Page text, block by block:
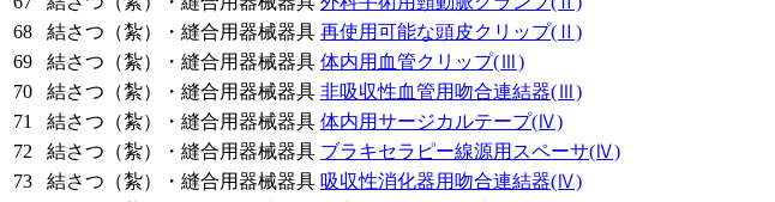
68
結さつ（紮）・縫合用器械器具 再使用可能な頭皮クリップ(Ⅱ)
69
結さつ（紮）・縫合用器械器具 体内用血管クリップ(Ⅲ)
70
結さつ（紮）・縫合用器械器具 非吸収性血管用吻合連結器(Ⅲ)
71
結さつ（紮）・縫合用器械器具 体内用サージカルテープ(Ⅳ)
72
結さつ（紮）・縫合用器械器具 ブラキセラピー線源用スペーサ(Ⅳ)
73
結さつ（紮）・縫合用器械器具 吸収性消化器用吻合連結器(Ⅳ)